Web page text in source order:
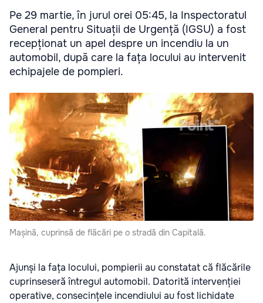
Pe 29 martie, în jurul orei 05:45, la Inspectoratul
General pentru Situații de Urgență (IGSU) a fost
recepționat un apel despre un incendiu la un
automobil, după care la fața locului au intervenit
echipajele de pompieri.
Mașină, cuprinsă de flăcări pe o stradă din Capitală.
Ajunși la fața locului, pompierii au constatat că flăcările
cuprinseseră întregul automobil. Datorită intervenției
operative, consecințele incendiului au fost lichidate